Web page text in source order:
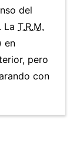
del
La T.R.M.
en
pero
con